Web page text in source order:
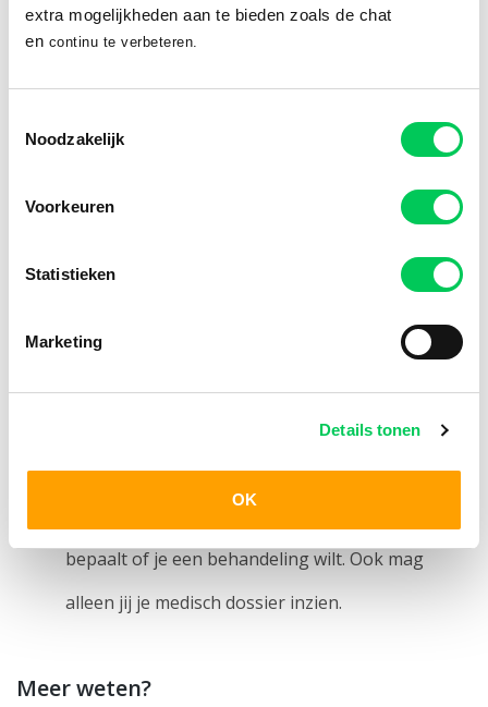
extra mogelijkheden aan te bieden zoals de chat
en continu te verbeteren.
Noodzakelijk
Voorkeuren
Statistieken
Marketing
Details tonen
OK
Hoe zit dat met jouw leeftijd?
kijken.
Dan moeten jij
én je ouders samen toestemming geven voor een
onderzoek of behandeling. Jij mag zelf in je
Ben je 16 jaar of ouder?Dan beslis jij helemaal
bepaalt of je een behandeling wilt. Ook mag
alleen jij je medisch dossier inzien.
Meer weten?